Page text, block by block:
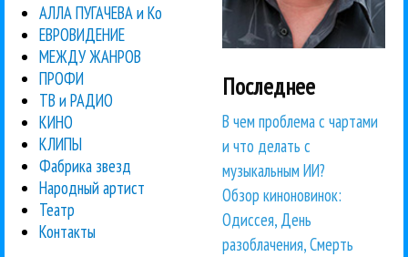
АЛЛА ПУГАЧЕВА и Ко
ЕВРОВИДЕНИЕ
МЕЖДУ ЖАНРОВ
ПРОФИ
ТВ и РАДИО
КИНО
КЛИПЫ
Фабрика звезд
Народный артист
Театр
Контакты
Последнее
В чем проблема с чартами
и что делать с
музыкальным ИИ?
Обзор киноновинок:
Одиссея, День
разоблачения, Смерть